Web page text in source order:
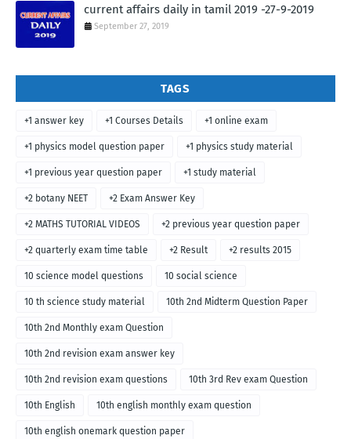
current affairs daily in tamil 2019 -27-9-2019
September 27, 2019
TAGS
+1 answer key +1 Courses Details +1 online exam
+1 physics model question paper +1 physics study material
+1 previous year question paper +1 study material
+2 botany NEET +2 Exam Answer Key
+2 MATHS TUTORIAL VIDEOS +2 previous year question paper
+2 quarterly exam time table +2 Result +2 results 2015
10 science model questions 10 social science
10 th science study material 10th 2nd Midterm Question Paper
10th 2nd Monthly exam Question
10th 2nd revision exam answer key
10th 2nd revision exam questions 10th 3rd Rev exam Question
10th English 10th english monthly exam question
10th english onemark question paper